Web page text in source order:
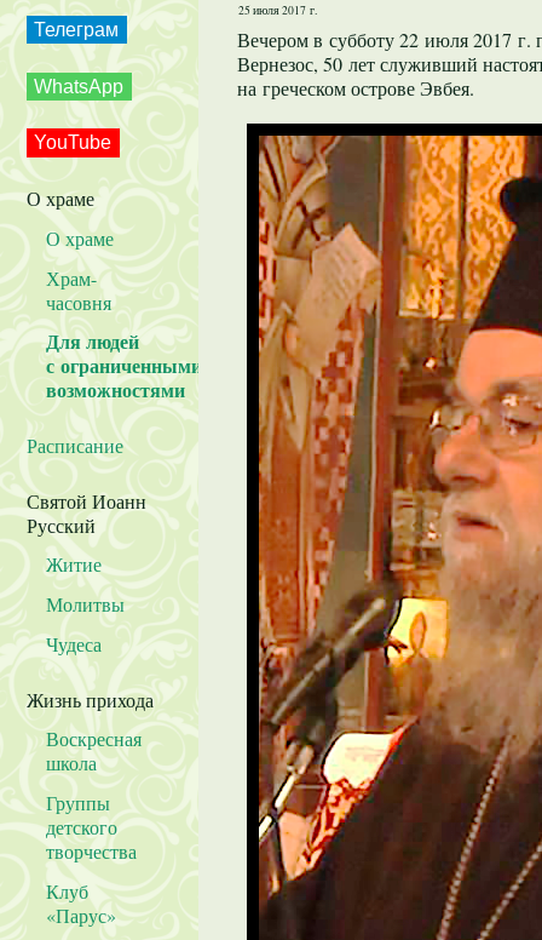
Телеграм
WhatsApp
YouTube
О храме
О храме
Храм-
часовня
Для людей
с ограниченными
возможностями
Расписание
Святой Иоанн
Русский
Житие
Молитвы
Чудеса
Жизнь прихода
Воскресная
школа
Группы
детского
творчества
Клуб
«Парус»
25 июля 2017 г.
Вечером в субботу 22 июля 2017 г.
Вернезос, 50 лет служивший
на греческом острове Эвбея.